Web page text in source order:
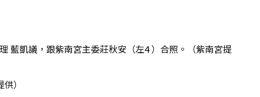
藍凱議，跟紫南宮主委莊秋安（左4 ）合照。（紫南宮提
）